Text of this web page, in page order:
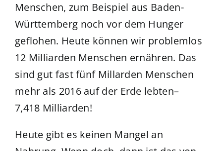
Menschen, zum Beispiel aus Baden-
Württemberg noch vor dem Hunger
geflohen. Heute können wir problemlos
12 Milliarden Menschen ernähren. Das
sind gut fast fünf Millarden Menschen
mehr als 2016 auf der Erde lebten–
7,418 Milliarden!
Heute gibt es keinen Mangel an